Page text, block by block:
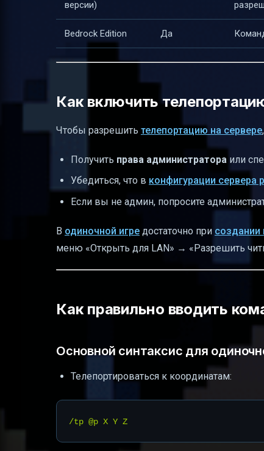
версии)
Bedrock Edition Да
Как включить
Чтобы разрешить телепортацию на сервере
Получить права администратора или
Убедиться, что в конфигурации
Если вы не админ, попросите
В одиночной игре достаточно при
меню «Открыть для LAN» → «Разрешить
Как правильно вводить
Основной синтаксис для
Телепортироваться к координатам: